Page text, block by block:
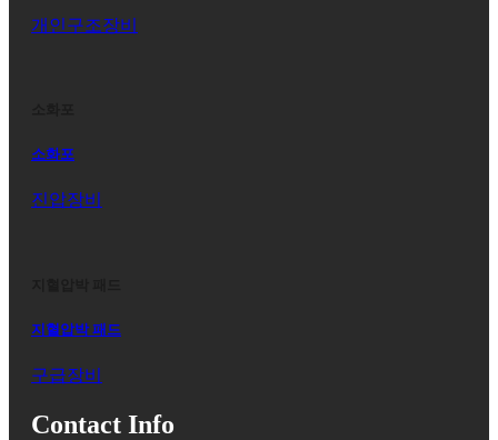
개인구조장비
소화포
진압장비
지혈압박 패드
구급장비
Contact Info